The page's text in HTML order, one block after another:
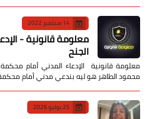
14 سبتمبر 2022
معلومة قانونية -
الجنح
معلومة قانونية الإدعاء المدني أمام
محمود الطاهر هو ليه بندعي مدني أمام
25 يوليو 2026